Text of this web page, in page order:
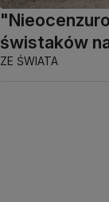
świstaków
ZE ŚWIATA